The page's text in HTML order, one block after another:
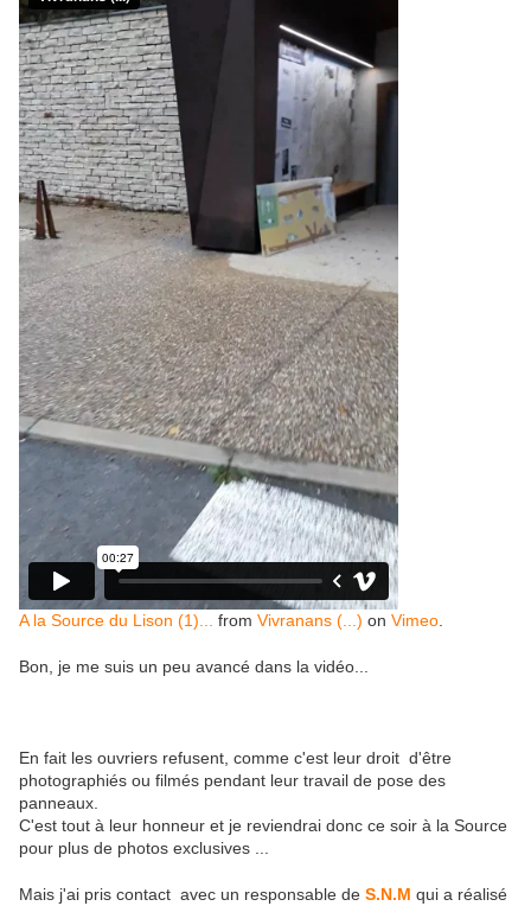
A la Source du Lison (1)... from Vivranans (...) on Vimeo
Bon, je me suis un peu avancé dans la vidéo...
En fait les ouvriers refusent, comme c'est leur droit d'être
photographiés ou filmés pendant leur travail de pose des
panneaux.
C'est tout à leur honneur et je reviendrai donc ce soir à la Source
pour plus de photos exclusives ...
Mais j'ai pris contact avec un responsable de S.N.M qui a réalisé